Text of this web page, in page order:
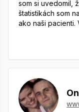
som si uvedomil,
štatistikách som
ako naši pacienti.